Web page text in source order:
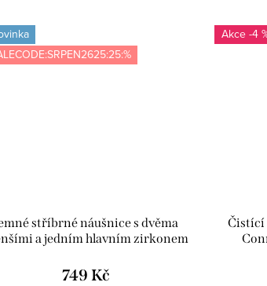
stříbrné náušnice s dvěma
a jedním hlavním zirkonem
749 Kč
-4
Čistící